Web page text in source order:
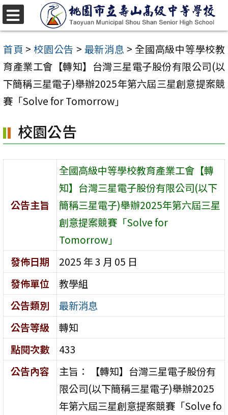
跳
至
主
要
內
容
首頁 > 校園公告 > 最新消息 > 全國高級中等學校教
育產業工會【轉知】台灣三星電子股份有限公司(以
下簡稱三星電子)舉辦2025年第六屆三星創意提案競
賽「Solve for Tomorrow」
校園公告
公告主旨
全國高級中等學校教育產業工會【轉
知】台灣三星電子股份有限公司(以下
簡稱三星電子)舉辦2025年第六屆三星
創意提案競賽「Solve for
Tomorrow」
發佈日期
2025 年 3 月 05 日
發佈單位
教學組
公告類別
最新消息
公告等級
轉知
點閱次數
433
公告內容
主旨： 【轉知】台灣三星電子股份有
限公司(以下簡稱三星電子)舉辦2025
年第六屆三星創意提案競賽「Solve fo
選
單